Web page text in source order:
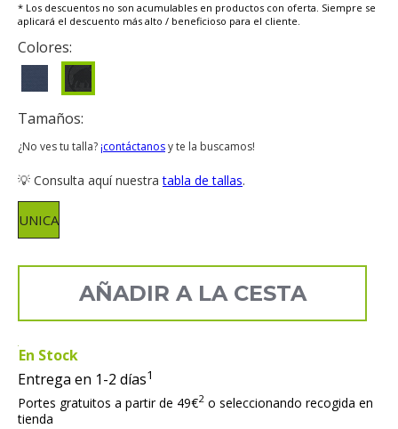
* Los descuentos no son acumulables en productos con oferta. Siempre se
aplicará el descuento más alto / beneficioso para el cliente.
Colores:
Tamaños:
¿No ves tu talla?¡contáctanosy te la buscamos!
💡 Consulta aquí nuestratabla de tallas.
UNICA
AÑADIR A LA CESTA
En Stock
Entrega en 1-2 días1
Portes gratuitos a partir de 49€2 o seleccionando recogida en
tienda